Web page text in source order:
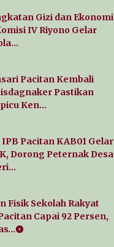
Gizi dan Ekonomi
IV Riyono Gelar
Pacitan Kembali
Pastikan
Ken…
Pacitan KAB01 Gelar
Dorong Peternak Desa
Fisik Sekolah Rakyat
Capai 92 Persen,